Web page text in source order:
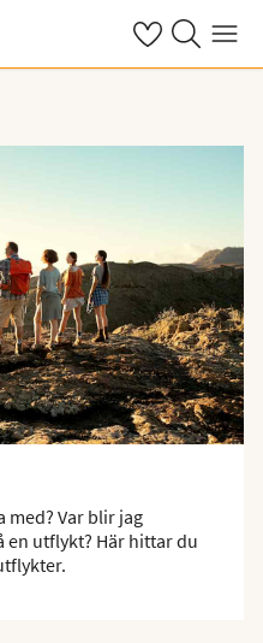
Se dinaSök på ving.se
Meny
med? Var blir jag
en utflykt? Här hittar du